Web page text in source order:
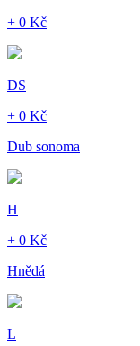
+ 0 Kč
DS
+ 0 Kč
Dub sonoma
H
+ 0 Kč
Hnědá
L